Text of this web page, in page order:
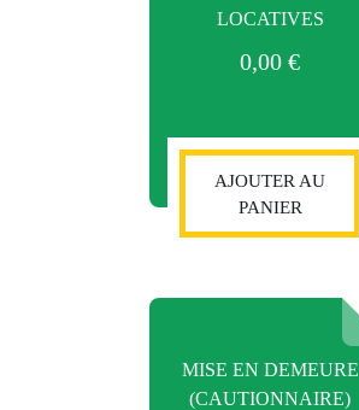
LOCATIVES
0,00 €
AJOUTER AU
PANIER
MISE EN DEMEURE
(CAUTIONNAIRE)